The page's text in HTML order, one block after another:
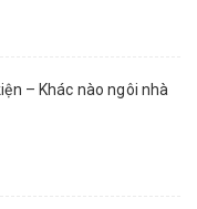
– Khác nào ngôi nhà